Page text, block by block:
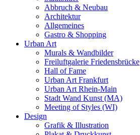
Abbruch & Neubau
Architektur
Allgemeines
Gastro & Shopping
Urban Art
Murals & Wandbilder
Freiluftgalerie Friedensbrücke
Hall of Fame
Urban Art Frankfurt
Urban Art Rhein-Main
Stadt Wand Kunst (MA)
Meeting of Styles (WI)
Design
Grafik & Illustration